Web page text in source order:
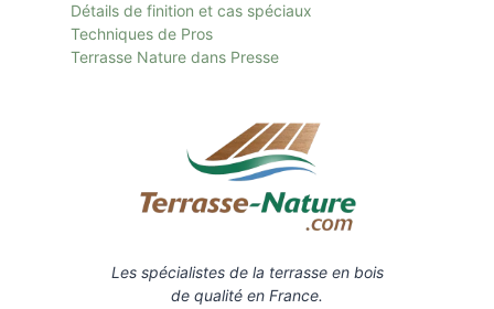
Détails de finition et cas spéciaux
Techniques de Pros
Terrasse Nature dans Presse
Les spécialistes de la terrasse en bois
de qualité en France.